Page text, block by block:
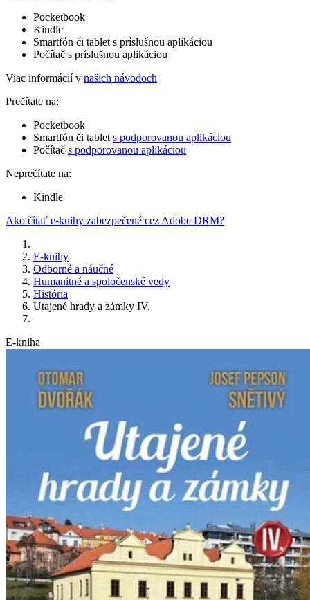
Pocketbook
Kindle
Smartfón či tablet s príslušnou aplikáciou
Počítač s príslušnou aplikáciou
Viac informácií v našich návodoch
Prečítate na:
Pocketbook
Smartfón či tablet s podporovanou aplikáciou
Počítač s podporovanou aplikáciou
Neprečítate na:
Kindle
Ako čítať e-knihy zabezpečené cez Adobe DRM?
E-knihy
Odborné a náučné
Humanitné a spoločenské vedy
História
Utajené hrady a zámky IV.
E-kniha